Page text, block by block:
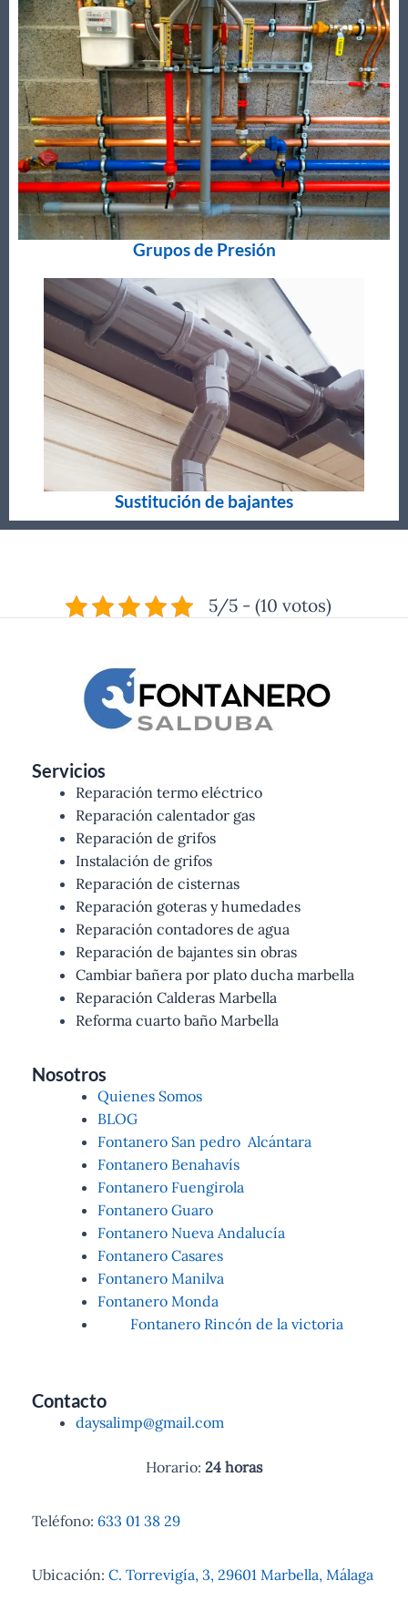
Grupos de Presión
Sustitución de bajantes
5/5 - (10 votos)
Servicios
Reparación termo eléctrico
Reparación calentador gas
Reparación de grifos
Instalación de grifos
Reparación de cisternas
Reparación goteras y humedades
Reparación contadores de agua
Reparación de bajantes sin obras
Cambiar bañera por plato ducha marbella
Reparación Calderas Marbella
Reforma cuarto baño Marbella
Nosotros
Quienes Somos
BLOG
Fontanero San pedro Alcántara
Fontanero Benahavís
Fontanero Fuengirola
Fontanero Guaro
Fontanero Nueva Andalucía
Fontanero Casares
Fontanero Manilva
Fontanero Monda
Fontanero Rincón de la victoria
Contacto
daysalimp@gmail.com
Horario: 24 horas
Teléfono: 633 01 38 29
Ubicación: C. Torrevigía, 3, 29601 Marbella, Málaga